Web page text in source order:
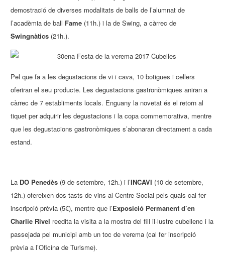
demostració de diverses modalitats de balls de l’alumnat de
l’acadèmia de ball Fame (11h.) i la de Swing, a càrrec de
Swingnàtics (21h.).
Pel que fa a les degustacions de vi i cava, 10 botigues i cellers
oferiran el seu producte. Les degustacions gastronòmiques aniran a
càrrec de 7 establiments locals. Enguany la novetat és el retorn al
tiquet per adquirir les degustacions i la copa commemorativa, mentre
que les degustacions gastronòmiques s’abonaran directament a cada
estand.
La DO Penedès (9 de setembre, 12h.) i l’INCAVI (10 de setembre,
12h.) ofereixen dos tasts de vins al Centre Social pels quals cal fer
inscripció prèvia (5€), mentre que l’Exposició Permanent d’en
Charlie Rivel reedita la visita a la mostra del fill il·lustre cubellenc i la
passejada pel municipi amb un toc de verema (cal fer inscripció
prèvia a l’Oficina de Turisme).